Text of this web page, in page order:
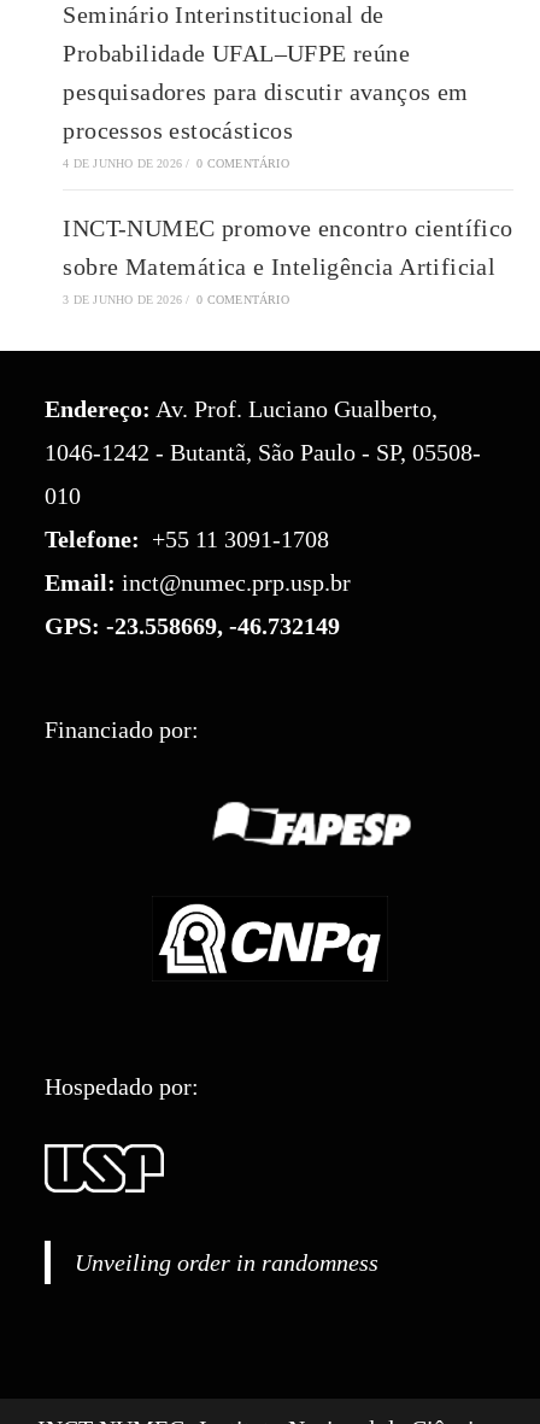
Seminário Interinstitucional de
Probabilidade UFAL–UFPE reúne
pesquisadores para discutir avanços em
processos estocásticos
4 DE JUNHO DE 2026 / 0 COMENTÁRIO
INCT-NUMEC promove encontro científico
sobre Matemática e Inteligência Artificial
3 DE JUNHO DE 2026 / 0 COMENTÁRIO
Endereço: Av. Prof. Luciano Gualberto,
1046-1242 - Butantã, São Paulo - SP, 05508-
010
Telefone: +55 11 3091-1708
Email: inct@numec.prp.usp.br
GPS:-23.558669, -46.732149
Financiado por:
Hospedado por:
Unveiling order in randomness